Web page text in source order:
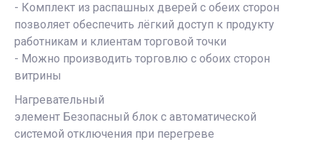
- Комплект из распашных дверей с обеих сторон
позволяет обеспечить лёгкий доступ к продукту
работникам и клиентам торговой точки
- Можно производить торговлю с обоих сторон
витрины
Нагревательный
элемент Безопасный блок с автоматической
системой отключения при перегреве